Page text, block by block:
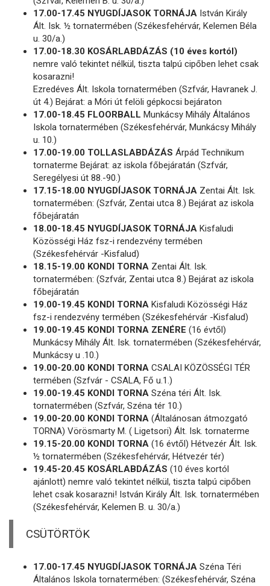
17.00-17.45 NYUGDÍJASOK TORNÁJA István Király
Ált. Isk. ½ tornatermében (Székesfehérvár, Kelemen Béla
u. 30/a.)
17.00-18.30 KOSÁRLABDÁZÁS (10 éves kortól)
nemre való tekintet nélkül, tiszta talpú cipőben lehet csak
kosarazni!
Ezredéves Ált. Iskola tornatermében (Szfvár, Havranek J.
út 4.) Bejárat: a Móri út felöli gépkocsi bejáraton
17.00-18.45 FLOORBALL Munkácsy Mihály Általános
Iskola tornatermében (Székesfehérvár, Munkácsy Mihály
u. 10.)
17.00-19.00 TOLLASLABDÁZÁS Árpád Technikum
tornaterme Bejárat: az iskola főbejáratán (Szfvár,
Seregélyesi út 88.-90.)
17.15-18.00 NYUGDÍJASOK TORNÁJA Zentai Ált. Isk.
tornatermében: (Szfvár, Zentai utca 8.) Bejárat az iskola
főbejáratán
18.00-18.45 NYUGDÍJASOK TORNÁJA Kisfaludi
Közösségi Ház fsz-i rendezvény termében
(Székesfehérvár -Kisfalud)
18.15-19.00 KONDI TORNA Zentai Ált. Isk.
tornatermében: (Szfvár, Zentai utca 8.) Bejárat az iskola
főbejáratán
19.00-19.45 KONDI TORNA Kisfaludi Közösségi Ház
fsz-i rendezvény termében (Székesfehérvár -Kisfalud)
19.00-19.45 KONDI TORNA ZENÉRE (16 évtől)
Munkácsy Mihály Ált. Isk. tornatermében (Székesfehérvár,
Munkácsy u .10.)
19.00-20.00 KONDI TORNA CSALAI KÖZÖSSÉGI TÉR
termében (Szfvár - CSALA, Fő u.1.)
19.00-19.45 KONDI TORNA Széna téri Ált. Isk.
tornatermében (Szfvár, Széna tér 10.)
19.00-20.00 KONDI TORNA (Általánosan átmozgató
TORNA) Vörösmarty M. ( Ligetsori) Ált. Isk. tornaterme
19.15-20.00 KONDI TORNA (16 évtől) Hétvezér Ált. Isk.
½ tornatermében (Székesfehérvár, Hétvezér tér)
19.45-20.45 KOSÁRLABDÁZÁS (10 éves kortól
ajánlott) nemre való tekintet nélkül, tiszta talpú cipőben
lehet csak kosarazni! István Király Ált. Isk. tornatermében
(Székesfehérvár, Kelemen B. u. 30/a.)
CSÜTÖRTÖK
17.00-17.45 NYUGDÍJASOK TORNÁJA Széna Téri
Általános Iskola tornatermében: (Székesfehérvár, Széna